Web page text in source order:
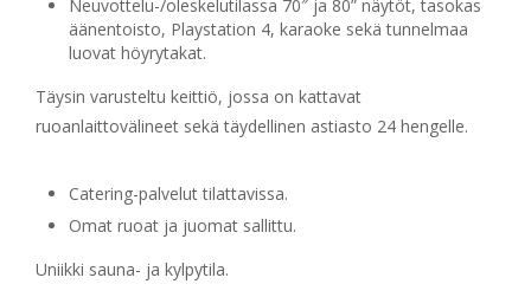
Neuvottelu-/oleskelutilassa 70″ ja 80” näytöt, tasokas
äänentoisto, Playstation 4, karaoke sekä tunnelmaa
luovat höyrytakat.
Täysin varusteltu keittiö, jossa on kattavat
ruoanlaittovälineet sekä täydellinen astiasto 24 hengelle.
Catering-palvelut tilattavissa.
Omat ruoat ja juomat sallittu.
Uniikki sauna- ja kylpytila.